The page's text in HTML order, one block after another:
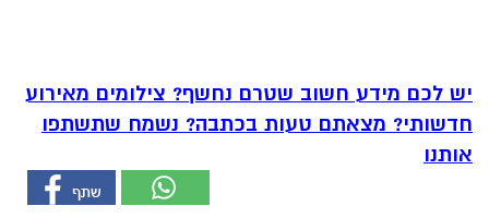
יש לכם מידע חשוב שטרם נחשף? צילומים מאירוע
חדשותי? מצאתם טעות בכתבה? נשמח שתשתפו
אותנו